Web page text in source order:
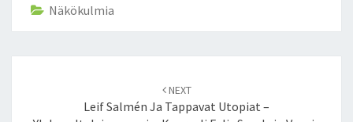
Näkökulmia
navigation
NEXT
Leif Salmén Ja Tappavat Utopiat –